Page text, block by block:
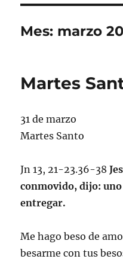
Mes: marzo
Martes
31 de marzo
Martes Santo
Jn 13, 21-23.36-38
conmovido, dijo: uno
entregar.
Me hago beso de
besarme con tus